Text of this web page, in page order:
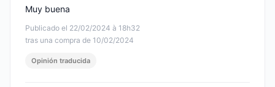
Publicado el 22/02/2024 à 18h32
tras una compra de 10/02/2024
Muy buena
Opinión traducida